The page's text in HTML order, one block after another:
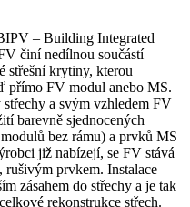
– Building Integrated
činí nedílnou součástí
střešní krytiny, kterou
přímo FV modul anebo MS.
a svým vzhledem FV
barevně sjednocených
bez rámu) a prvků MS
již nabízejí, se FV stává
rušivým prvkem. Instalace
zásahem do střechy a je tak
rekonstrukce střech.